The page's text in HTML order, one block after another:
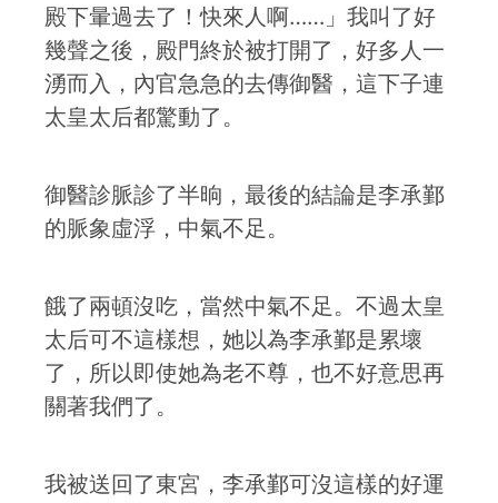
殿下暈過去了！快來人啊……」我叫了好
幾聲之後，殿門終於被打開了，好多人一
湧而入，內官急急的去傳御醫，這下子連
太皇太后都驚動了。
御醫診脈診了半晌，最後的結論是李承鄞
的脈象虛浮，中氣不足。
餓了兩頓沒吃，當然中氣不足。不過太皇
太后可不這樣想，她以為李承鄞是累壞
了，所以即使她為老不尊，也不好意思再
關著我們了。
我被送回了東宮，李承鄞可沒這樣的好運